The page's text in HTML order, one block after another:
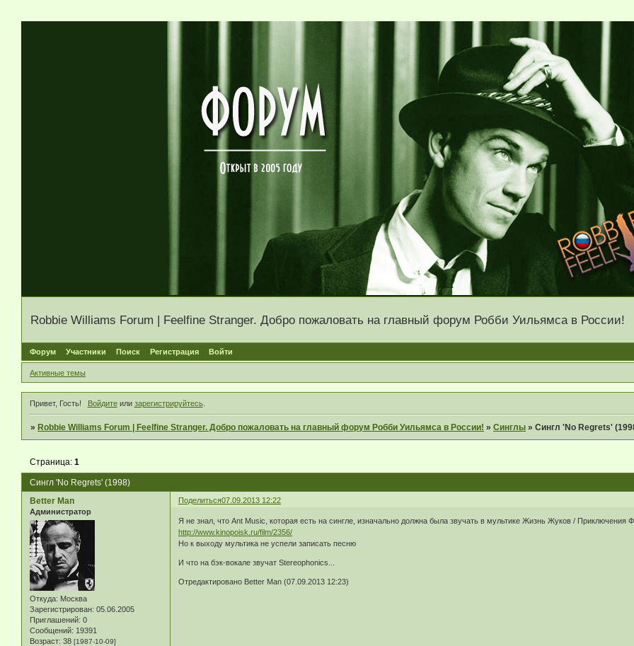
Robbie Williams Forum | Feelfine Stranger. Добро пожаловать на главный форум Робби Уильямса в России!
Форум Участники Поиск Регистрация Войти
Активные темы
Привет, Гость! Войдитеили зарегистрируйтесь.
» Robbie Williams Forum | Feelfine Stranger. Добро пожаловать на главный форум Робби Уильямса в России! »Синглы »Сингл 'No Regrets'
Сингл 'No Regrets' (1998)
Страница:1
Поделиться07.09.2013 12:22
Better Man
Администратор
Откуда: Москва
Зарегистрирован: 05.06.2005
Приглашений: 0
Сообщений: 19391
Возраст: 38 [1987-10-09]
Я не знал, что Ant Music, которая есть на сингле, изначально должна была звучать в мультике Жизнь Жуков / Приключения
http://www.kinopoisk.ru/film/2356/
Но к выходу мультика не успели записать песню
И что на бэк-вокале звучат Stereophonics...
Отредактировано Better Man (07.09.2013 12:23)